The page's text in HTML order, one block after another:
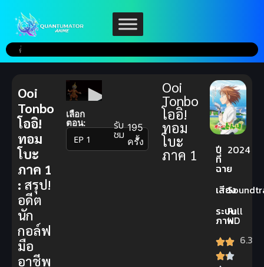
เลือก
ตอน:
▼
รับ
ชม 195
ครั้ง
Ooi
Tonbo
โออิ!
ทอม
โบะ
ภาค 1 ปี
ที่
ฉาย
2024
เสียง
ระบบ
ภาพ
Full
HD
6.3
Ooi
Tonbo
โออิ!
ทอม
โบะ
ภาค 1
: สรุป!
อดีต
นัก
กอล์ฟ
มือ
อาชีพ